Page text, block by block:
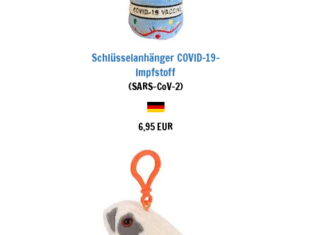
Schlüsselanhänger COVID-19-
Impfstoff
(SARS-CoV-2)
6,95 EUR